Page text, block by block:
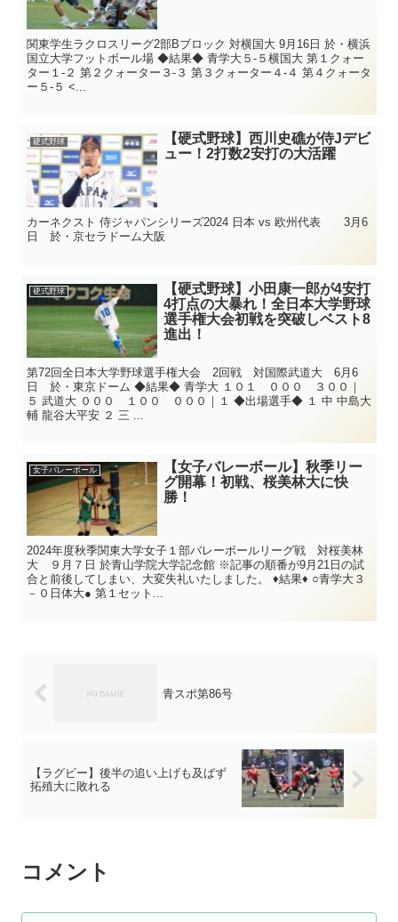
関東学生ラクロスリーグ2部Bブロック 対横国大 9月16日 於・横浜
国立大学フットボール場 ◆結果◆ 青学大５-５横国大 第１クォー
ター１-２ 第２クォーター３-３ 第３クォーター４-４ 第４クォータ
ー５-５ <...
硬式野球
【硬式野球】西川史礁が侍Jデビ
ュー！2打数2安打の大活躍
カーネクスト 侍ジャパンシリーズ2024 日本 vs 欧州代表 3月6
日 於・京セラドーム大阪
硬式野球
【硬式野球】小田康一郎が4安打
4打点の大暴れ！全日本大学野球
選手権大会初戦を突破しベスト8
進出！
第72回全日本大学野球選手権大会 2回戦 対国際武道大 6月6
日 於・東京ドーム ◆結果◆ 青学大 １０１ ０００ ３００｜
５ 武道大 ０００ １００ ０００｜１ ◆出場選手◆ １ 中 中島大
輔 龍谷大平安 ２ 三 ...
女子バレーボール
【女子バレーボール】秋季リー
グ開幕！初戦、桜美林大に快
勝！
2024年度秋季関東大学女子１部バレーボールリーグ戦 対桜美林
大 ９月７日 於青山学院大学記念館 ※記事の順番が9月21日の試
合と前後してしまい、大変失礼いたしました。 ♦結果♦ ○青学大３
－０日体大● 第１セット...
青スポ第86号
【ラグビー】後半の追い上げも及ばず
拓殖大に敗れる
コメント